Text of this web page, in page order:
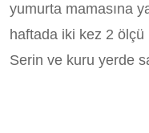
yumurta mamasına
haftada iki kez 2 ölçü
Serin ve kuru yerde